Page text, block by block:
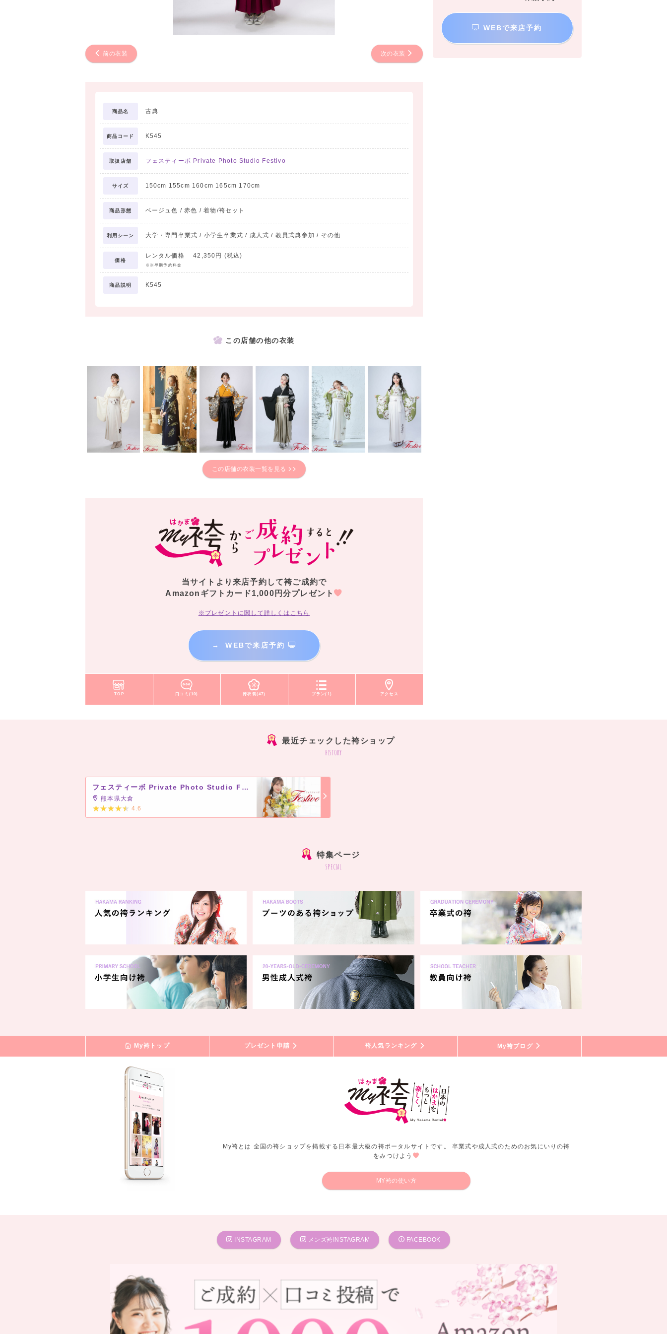
前の衣装 次の衣装
商品名 古典
商品コード K545
取扱店舗 フェスティーボ Private Photo Studio Festivo
サイズ 150cm 155cm 160cm 165cm 170cm
商品形態 ベージュ色 / 赤色 / 着物/袴セット
利用シーン 大学・専門卒業式 / 小学生卒業式 / 成人式 / 教員式典参加 / その他
価格
レンタル価格 42,350円 (税込)
※※早期予約料金
商品説明 K545
この店舗の他の衣装
この店舗の衣装一覧を見る
当サイトより来店予約して袴ご成約で
Amazonギフトカード1,000円分プレゼント
※プレゼントに関して詳しくはこちら
→ WEBで来店予約
TOP 口コミ(10) 袴衣装(47) プラン(1) アクセス
WEBで来店予約
最近チェックした袴ショップ
history
フェスティーボ Private Photo Studio Festivo
熊本県大倉
4.6
特集ページ
special
My袴トップ プレゼント申請 袴人気ランキング My袴ブログ
My袴とは 全国の袴ショップを掲載する日本最大級の袴ポータルサイトです。 卒業式や成人式のためのお気にいりの袴
をみつけよう
MY袴の使い方
INSTAGRAM メンズ袴INSTAGRAM FACEBOOK